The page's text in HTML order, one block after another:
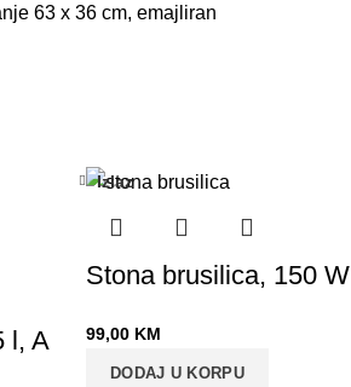
63 x 36 cm, emajliran
l, A
Izlaz
Stona brusilica, 150 W
99,00 KM
DODAJ U KORPU